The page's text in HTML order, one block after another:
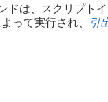
ドは、スクリプト
って実行され、
引